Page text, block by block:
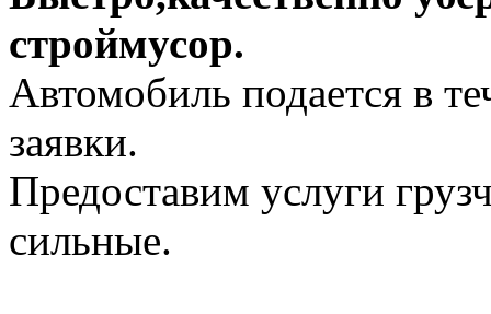
строймусор.
Автомобиль подается в
заявки.
Предоставим услуги
сильные.